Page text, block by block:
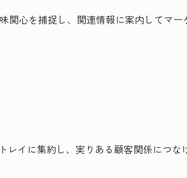
関心を捕捉し、関連情報に案内してマ
レイに集約し、実りある顧客関係につな